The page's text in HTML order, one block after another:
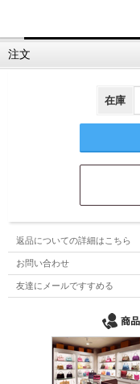
注文
在庫
返品についての詳細はこちら
お問い合わせ
友達にメールですすめる